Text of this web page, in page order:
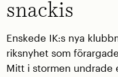
snackis
Enskede IK:s nya
riksnyhet som
Mitt i stormen undrade